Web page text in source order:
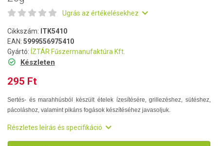
Ugrás az értékelésekhez
Cikkszám: ITK5410
EAN: 5999556975410
Gyártó: ÍZTÁR Fűszermanufaktúra Kft.
Készleten
295 Ft
Sertés- és marahhúsból készült ételek ízesítésére, grillezéshez, sütéshez,
pácoláshoz, valamint pikáns fogások készítéséhez javasoljuk.
Részletes leírás és specifikáció